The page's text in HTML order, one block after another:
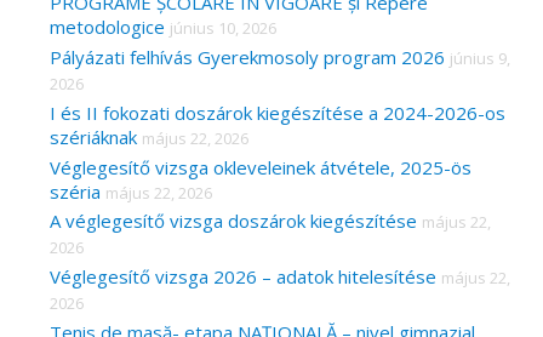
metodologice június 10, 2026
Pályázati felhívás Gyerekmosoly program 2026 június 9,
2026
I és II fokozati doszárok kiegészítése a 2024-2026-os
szériáknak május 22, 2026
Véglegesítő vizsga okleveleinek átvétele, 2025-ös
széria május 22, 2026
A véglegesítő vizsga doszárok kiegészítése május 22,
2026
Véglegesítő vizsga 2026 – adatok hitelesítése május 22,
2026
Tenis de masă- etapa NAȚIONALĂ – nivel gimnazial